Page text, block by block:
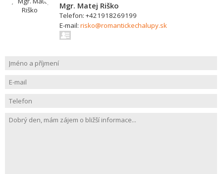
Mgr. Matej Riško
Telefon: +421918269199
E-mail: risko@romantickechalupy.sk